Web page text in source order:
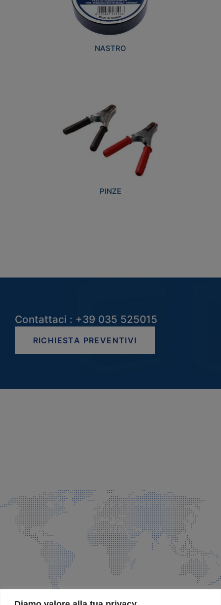
NASTRO
PINZE
Contattaci : +39 035 525015
RICHIESTA PREVENTIVI
info@faeg.it
COMMERCIALE E SPEDIZIONI
Via Padre Elzi, 32 Grassobbio (BG)
035 525015
035 335037
info@faeg.it
SITE MAP